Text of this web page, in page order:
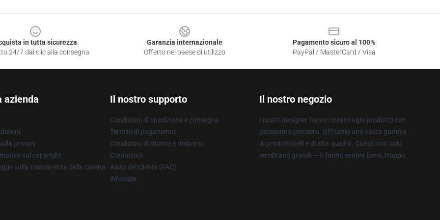
in tutta sicurezza
24/7 dai clic alla consegna
Garanzia internazionale
Offerto nel paese di utilizzo
Pagamento sicuro al 100%
PayPal / MasterCard / Visa
azienda
privacy
sul copyright
sulla trasparenza della catena
Il nostro supporto
Condizioni di spedizione e consegna
Termini di pagamento
Condizioni di ritorno e rimborso
Contattaci
Aiuto del cliente (FAQ)
Whosale
Il nostro negozio
I nostri designer hanno creato ogni prodotto con
passione e pensiero. Offriamo una vasta gamma
di prodotti belli e di alta qualità. Questi non solo
sembrano grandi — ti fanno sentire bene, troppo.